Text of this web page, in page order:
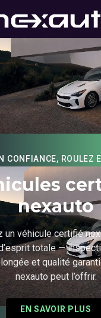
CONFIANCE, ROULEZ
nexauto
un véhicule certifié
totale —
et qualité
nexauto peut l’offrir.
EN SAVOIR PLUS